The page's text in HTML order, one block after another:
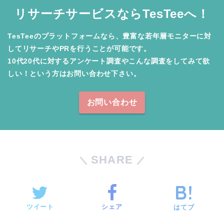
リサーチサービスならTesTeeへ！
TesTeeのプラットフォームなら、豊富な若年層モニターに対
してリサーチやPRを行うことが可能です。
10代20代に対するアンケート調査やこんな調査をしてみて欲
しい！という方はお問い合わせ下さい。
お問い合わせ
SHARE
ツイート シェア はてブ